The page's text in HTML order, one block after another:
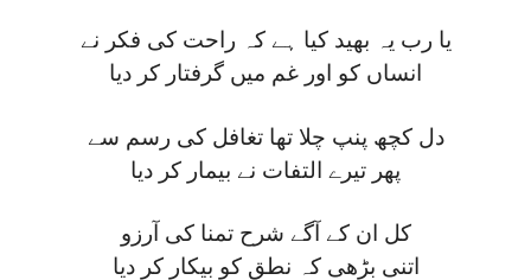
یا رب یہ بھید کیا ہے کہ راحت کی فکر نے
انساں کو اور غم میں گرفتار کر دیا
دل کچھ پنپ چلا تھا تغافل کی رسم سے
پھر تیرے التفات نے بیمار کر دیا
کل ان کے آگے شرح تمنا کی آرزو
اتنی بڑھی کہ نطق کو بیکار کر دیا